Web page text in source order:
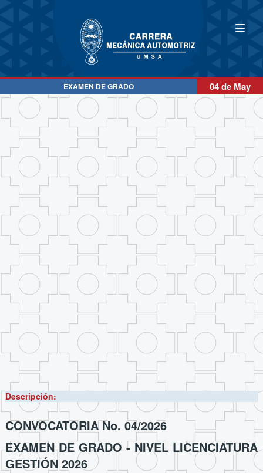
EXAMEN DE GRADO 04 de May
Descripción:
CONVOCATORIA No. 04/2026
EXAMEN DE GRADO - NIVEL LICENCIATURA
GESTIÓN 2026